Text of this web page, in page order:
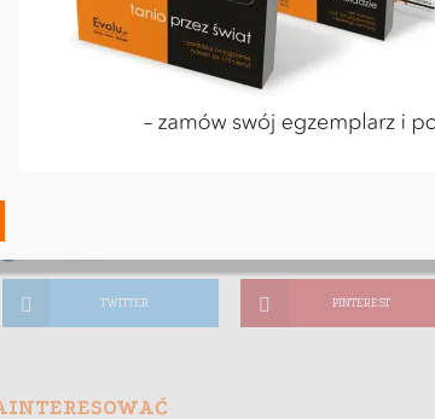
Maciej Dutko 1 minut czytania
PINTEREST
TWITTER PINTEREST